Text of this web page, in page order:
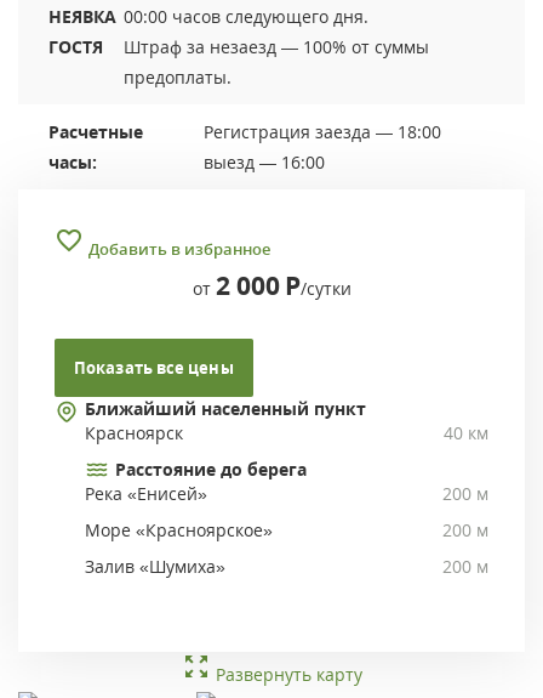
НЕЯВКА
ГОСТЯ
00:00 часов следующего дня.
Штраф за незаезд — 100% от суммы
предоплаты.
Расчетные
часы:
Регистрация заезда — 18:00
выезд — 16:00
Добавить в избранное
от 2 000 Р/сутки
Показать все цены
Ближайший населенный пункт
Красноярск
40 км
Расстояние до берега
Река «Енисей»
200 м
Море «Красноярское»
200 м
Залив «Шумиха»
200 м
Развернуть карту